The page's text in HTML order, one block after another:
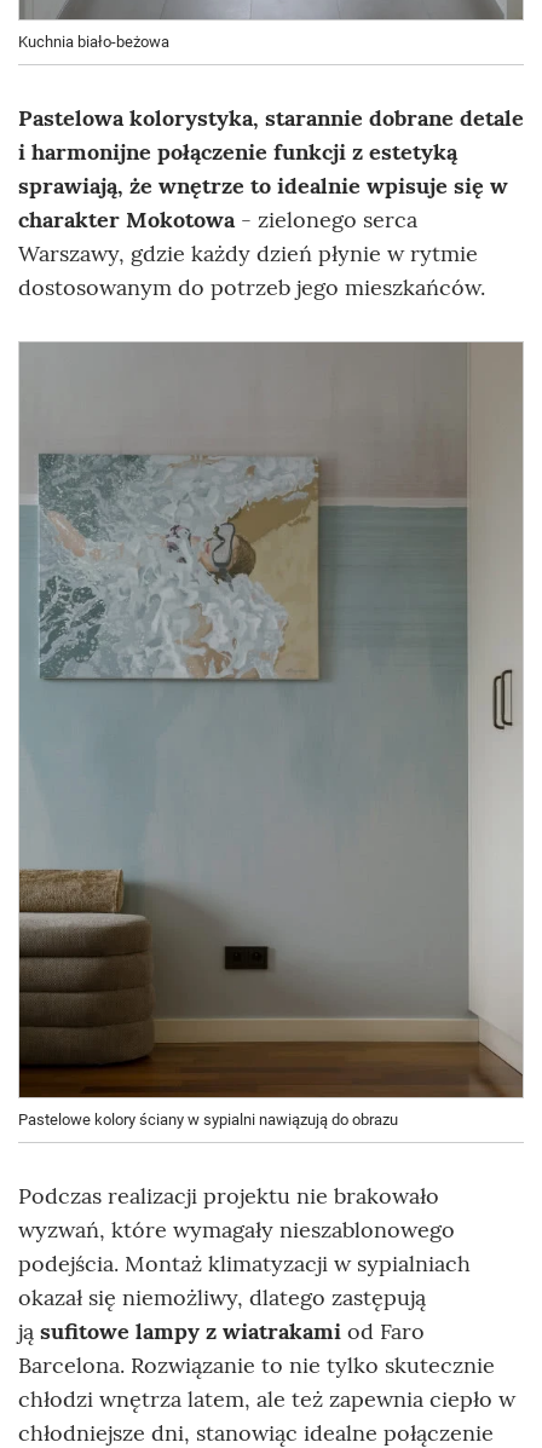
Kuchnia biało-beżowa
Pastelowa kolorystyka, starannie dobrane detale
i harmonijne połączenie funkcji z estetyką
sprawiają, że wnętrze to idealnie wpisuje się w
charakter Mokotowa- zielonego serca
Warszawy, gdzie każdy dzień płynie w rytmie
dostosowanym do potrzeb jego mieszkańców.
Pastelowe kolory ściany w sypialni nawiązują do obrazu
Podczas realizacji projektu nie brakowało
wyzwań, które wymagały nieszablonowego
podejścia. Montaż klimatyzacji w sypialniach
okazał się niemożliwy, dlatego zastępują
ją sufitowe lampy z wiatrakami od Faro
Barcelona. Rozwiązanie to nie tylko skutecznie
chłodzi wnętrza latem, ale też zapewnia ciepło w
chłodniejsze dni, stanowiąc idealne połączenie